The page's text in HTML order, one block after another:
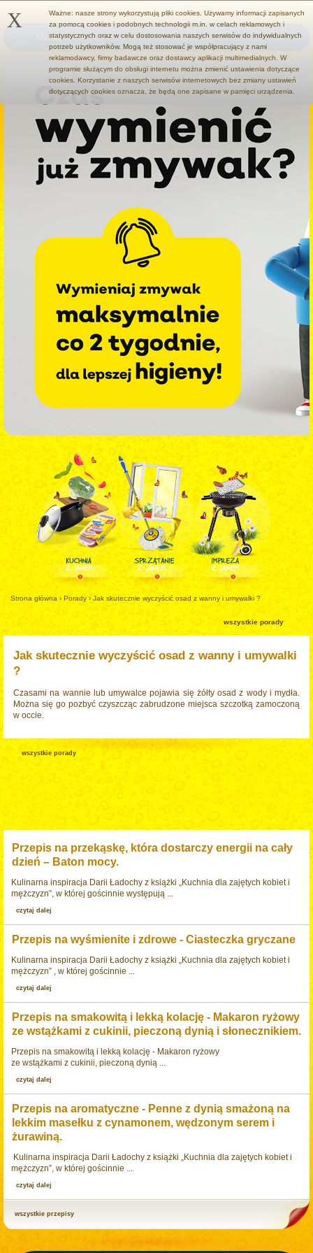
Menu
Strona główna › Porady› Jak skutecznie wyczyścić osad z wanny i umywalki ?
wszystkie porady
Jak skutecznie wyczyścić osad z wanny i umywalki
?
Czasami na wannie lub umywalce pojawia się żółty osad z wody i mydła.
Można się go pozbyć czyszcząc zabrudzone miejsca szczotką zamoczoną
w occie.
wszystkie porady
Przepis na przekąskę, która dostarczy energii na cały
dzień – Baton mocy.
Kulinarna inspiracja Darii Ładochy z książki „Kuchnia dla zajętych kobiet i
mężczyzn”, w której gościnnie występują ...
czytaj dalej
Przepis na wyśmienite i zdrowe - Ciasteczka gryczane
Kulinarna inspiracja Darii Ładochy z książki „Kuchnia dla zajętych kobiet i
mężczyzn” , w której gościnnie ...
czytaj dalej
Przepis na smakowitą i lekką kolację - Makaron ryżowy
ze wstążkami z cukinii, pieczoną dynią i słonecznikiem.
Przepis na smakowitą i lekką kolację - Makaron ryżowy
ze wstążkami z cukinii, pieczoną dynią ...
czytaj dalej
Przepis na aromatyczne - Penne z dynią smażoną na
lekkim masełku z cynamonem, wędzonym serem i
żurawiną.
Kulinarna inspiracja Darii Ładochy z książki „Kuchnia dla zajętych kobiet i
mężczyzn”, w której gościnnie ...
czytaj dalej
wszystkie przepisy
X
Ważne: nasze strony wykorzystują pliki cookies. Używamy informacji zapisanych
za pomocą cookies i podobnych technologii m.in. w celach reklamowych i
statystycznych oraz w celu dostosowania naszych serwisów do indywidualnych
potrzeb użytkowników. Mogą też stosować je współpracujący z nami
reklamodawcy, firmy badawcze oraz dostawcy aplikacji multimedialnych. W
programie służącym do obsługi internetu można zmienić ustawienia dotyczące
cookies. Korzystanie z naszych serwisów internetowych bez zmiany ustawień
dotyczących cookies oznacza, że będą one zapisane w pamięci urządzenia.